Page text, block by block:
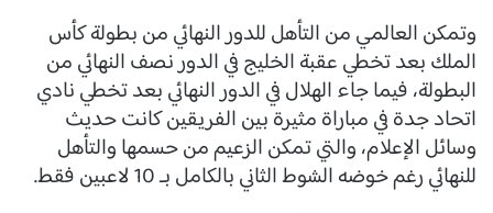
وتمكن العالمي من التأهل للدور النهائي من بطولة كأس
الملك بعد تخطي عقبة الخليج في الدور نصف النهائي من
البطولة، فيما جاء الهلال في الدور النهائي بعد تخطي نادي
اتحاد جدة في مباراة مثيرة بين الفريقين كانت حديث
وسائل الإعلام، والتي تمكن الزعيم من حسمها والتأهل
للنهائي رغم خوضه الشوط الثاني بالكامل بـ 10 لاعبين فقط.